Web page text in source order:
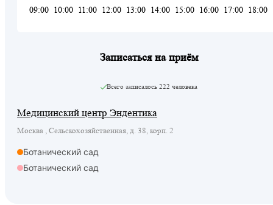
09:00 10:00 11:00 12:00 13:00 14:00 15:00 16:00 17:00 18:00
Записаться на приём
Всего записалось 222 человека
Медицинский центр Эндентика
Москва , Сельскохозяйственная, д. 38, корп. 2
Ботанический сад
Ботанический сад